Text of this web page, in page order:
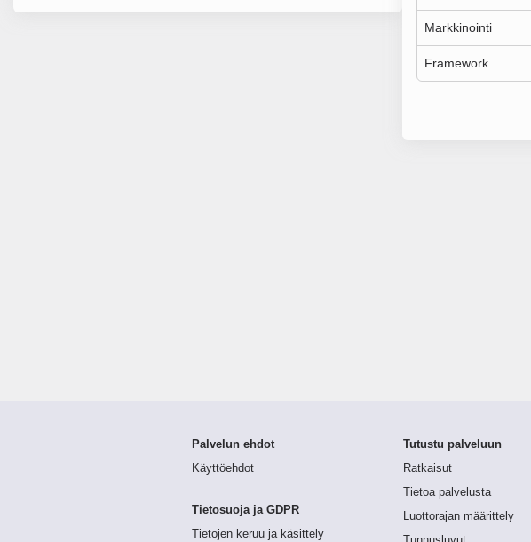
Markkinointi
Framework
Palvelun ehdot
Käyttöehdot
Tietosuoja ja GDPR
Tietojen keruu ja käsittely
Tutustu palveluun
Ratkaisut
Tietoa palvelusta
Luottorajan määrittely